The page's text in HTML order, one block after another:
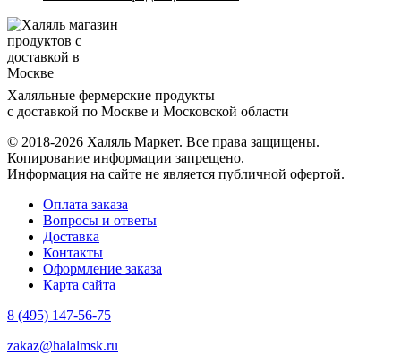
Халяльные фермерские продукты
с доставкой по Москве и Московской области
© 2018-2026 Халяль Маркет. Все права защищены.
Копирование информации запрещено.
Информация на сайте не является публичной офертой.
Оплата заказа
Вопросы и ответы
Доставка
Контакты
Оформление заказа
Карта сайта
8 (495) 147-56-75
zakaz@halalmsk.ru